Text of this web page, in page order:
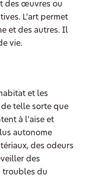
des œuvres ou
L’art permet
et des autres. Il
vie.
et les
de telle sorte que
à l’aise et
autonome
des odeurs
des
troubles du